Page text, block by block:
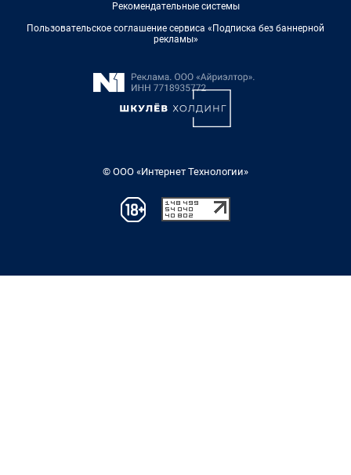
Рекомендательные системы
Пользовательское соглашение сервиса «Подписка без баннерной
рекламы»
© ООО «Интернет Технологии»